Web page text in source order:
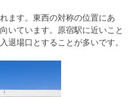
ます。東西の対称の位置にあ
いています。原宿駅に近いこと
退場口とすることが多いです。